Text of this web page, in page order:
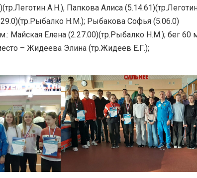
А.Н.), Папкова Алиса
Н.М.); Рыбакова Софья (5.06.0)
Майская Елена (2.27.00)(тр.Рыбалко Н.М.); бег 60
– Жидеева Элина (тр.Жидеев Е.Г.);